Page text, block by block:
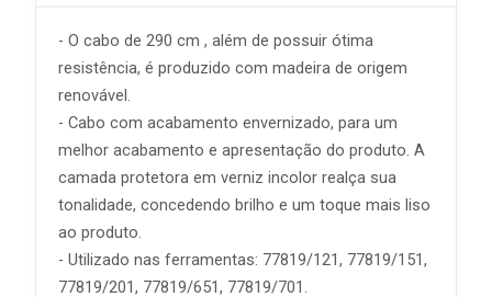
- O cabo de 290 cm , além de possuir ótima
resistência, é produzido com madeira de origem
renovável.
- Cabo com acabamento envernizado, para um
melhor acabamento e apresentação do produto. A
camada protetora em verniz incolor realça sua
tonalidade, concedendo brilho e um toque mais liso
ao produto.
- Utilizado nas ferramentas: 77819/121, 77819/151,
77819/201, 77819/651, 77819/701.